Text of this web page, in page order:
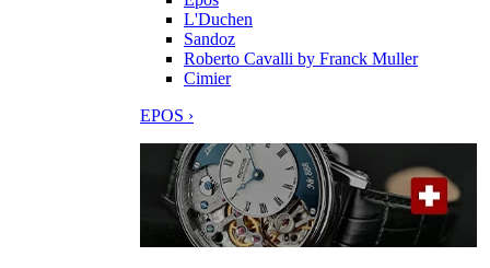
L'Duchen
Sandoz
Roberto Cavalli by Franck Muller
Cimier
EPOS ›